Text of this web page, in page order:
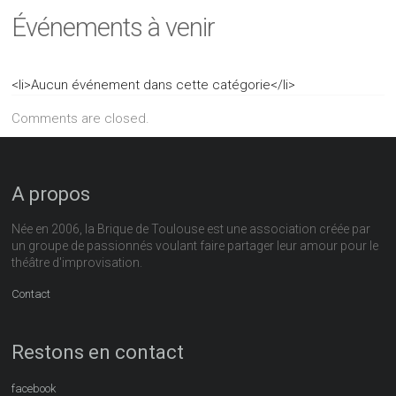
Événements à venir
<li>Aucun événement dans cette catégorie</li>
Comments are closed.
A propos
Née en 2006, la Brique de Toulouse est une association créée par
un groupe de passionnés voulant faire partager leur amour pour le
théâtre d'improvisation.
Contact
Restons en contact
facebook